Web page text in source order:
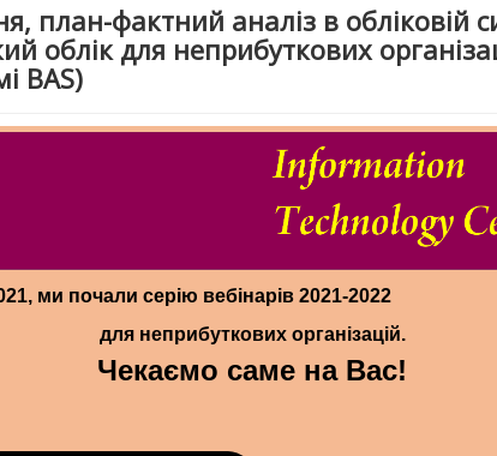
план-фактний аналіз в обліковій
облік для неприбуткових
BAS)
ми почали серію вебінарів 2021-2022
для неприбуткових організацій.
Чекаємо саме на Вас!